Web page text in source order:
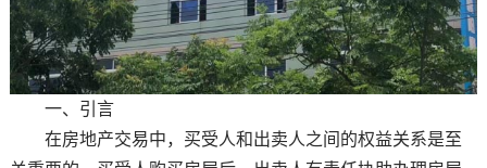
一、引言
在房地产交易中，买受人和出卖人之间的权益关系是至